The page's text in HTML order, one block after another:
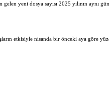
yeni dosya sayısı 2025 yılının aynı
etkisiyle nisanda bir önceki aya göre